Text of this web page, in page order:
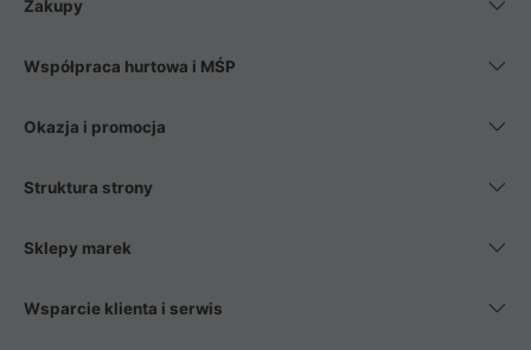
Zakupy
Współpraca hurtowa i MŚP
Okazja i promocja
Struktura strony
Sklepy marek
Wsparcie klienta i serwis